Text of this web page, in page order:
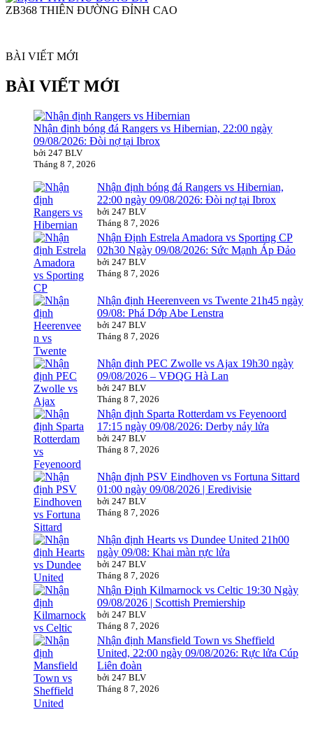
ZB368 THIÊN ĐƯỜNG ĐỈNH CAO
BÀI VIẾT MỚI
BÀI VIẾT MỚI
Nhận định bóng đá Rangers vs Hibernian, 22:00 ngày
09/08/2026: Đòi nợ tại Ibrox
bởi 247 BLV
Tháng 8 7, 2026
Nhận định bóng đá Rangers vs Hibernian,
22:00 ngày 09/08/2026: Đòi nợ tại Ibrox
bởi 247 BLV
Tháng 8 7, 2026
Nhận Định Estrela Amadora vs Sporting CP
02h30 Ngày 09/08/2026: Sức Mạnh Áp Đảo
bởi 247 BLV
Tháng 8 7, 2026
Nhận định Heerenveen vs Twente 21h45 ngày
09/08: Phá Dớp Abe Lenstra
bởi 247 BLV
Tháng 8 7, 2026
Nhận định PEC Zwolle vs Ajax 19h30 ngày
09/08/2026 – VĐQG Hà Lan
bởi 247 BLV
Tháng 8 7, 2026
Nhận định Sparta Rotterdam vs Feyenoord
17:15 ngày 09/08/2026: Derby nảy lửa
bởi 247 BLV
Tháng 8 7, 2026
Nhận định PSV Eindhoven vs Fortuna Sittard
01:00 ngày 09/08/2026 | Eredivisie
bởi 247 BLV
Tháng 8 7, 2026
Nhận định Hearts vs Dundee United 21h00
ngày 09/08: Khai màn rực lửa
bởi 247 BLV
Tháng 8 7, 2026
Nhận Định Kilmarnock vs Celtic 19:30 Ngày
09/08/2026 | Scottish Premiership
bởi 247 BLV
Tháng 8 7, 2026
Nhận định Mansfield Town vs Sheffield
United, 22:00 ngày 09/08/2026: Rực lửa Cúp
Liên đoàn
bởi 247 BLV
Tháng 8 7, 2026